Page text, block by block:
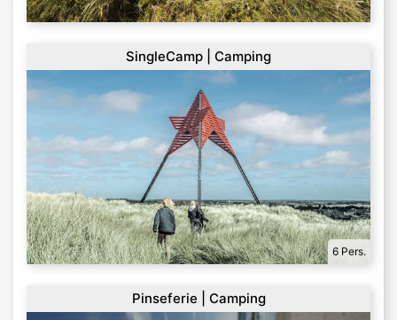
SingleCamp | Camping
6 Pers.
Pinseferie | Camping